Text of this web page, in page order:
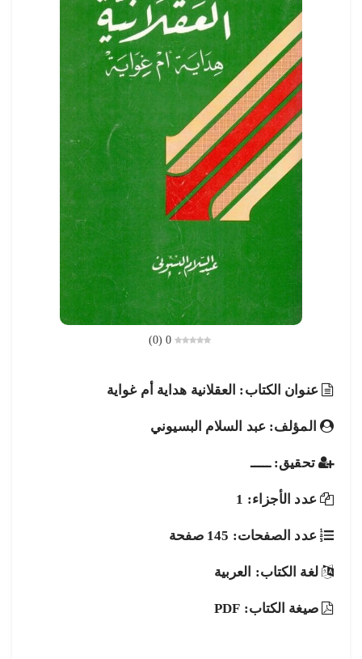
0
(
0
)
عنوان الكتاب: العقلانية هداية أم غواية
المؤلف: عبد السلام البسيوني
تحقيق: ـــــ
عدد الأجزاء: 1
عدد الصفحات: 145 صفحة
لغة الكتاب: العربية
صيغة الكتاب: PDF